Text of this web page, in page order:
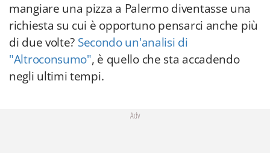
mangiare una pizza a Palermo diventasse una
richiesta su cui è opportuno pensarci anche più
di due volte? Secondo un'analisi di
"Altroconsumo", è quello che sta accadendo
negli ultimi tempi.
Adv